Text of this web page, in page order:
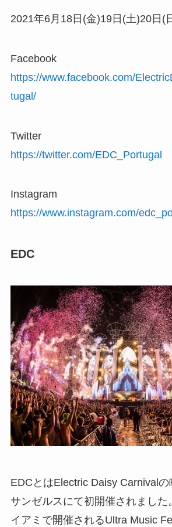
2021年6月18日(金)19日(土)20日(
Facebook
https://www.facebook.com/
tugal/
Twitter
https://twitter.com/EDC_Portugal
Instagram
https://www.instagram.com/
EDC
EDCとはElectric Daisy Carnivalの
サンゼルスにて初開催されました
イアミで開催されるUltra Music